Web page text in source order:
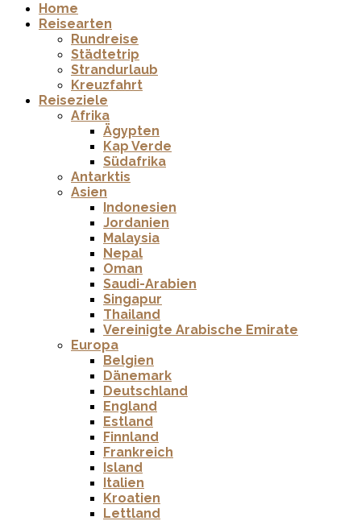
Home
Reisearten
Rundreise
Städtetrip
Strandurlaub
Kreuzfahrt
Reiseziele
Afrika
Ägypten
Kap Verde
Südafrika
Antarktis
Asien
Indonesien
Jordanien
Malaysia
Nepal
Oman
Saudi-Arabien
Singapur
Thailand
Vereinigte Arabische Emirate
Europa
Belgien
Dänemark
Deutschland
England
Estland
Finnland
Frankreich
Island
Italien
Kroatien
Lettland